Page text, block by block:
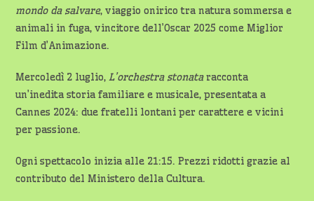
mondo da salvare, viaggio onirico tra natura sommersa e
animali in fuga, vincitore dell’Oscar 2025 come Miglior
Film d’Animazione.
Mercoledì 2 luglio,L’orchestra stonataracconta
un’inedita storia familiare e musicale, presentata a
Cannes 2024: due fratelli lontani per carattere e vicini
per passione.
Ogni spettacolo inizia alle 21:15. Prezzi ridotti grazie al
contributo del Ministero della Cultura.